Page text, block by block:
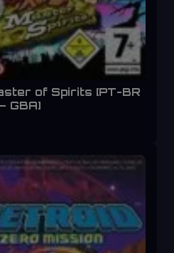
of Spirits [PT-BR
– GBA]